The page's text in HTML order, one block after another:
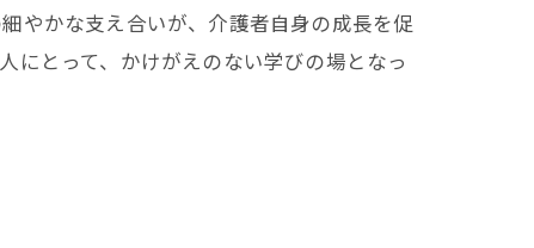
やかな支え合いが、介護者自身の成長を促
にとって、かけがえのない学びの場となっ